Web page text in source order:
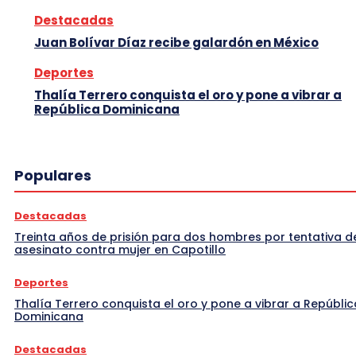
Destacadas
Juan Bolívar Díaz recibe galardón en México
Deportes
Thalía Terrero conquista el oro y pone a vibrar a
República Dominicana
Populares
Destacadas
Treinta años de prisión para dos hombres por tentativa
asesinato contra mujer en Capotillo
Deportes
Thalía Terrero conquista el oro y pone a vibrar a
Dominicana
Destacadas